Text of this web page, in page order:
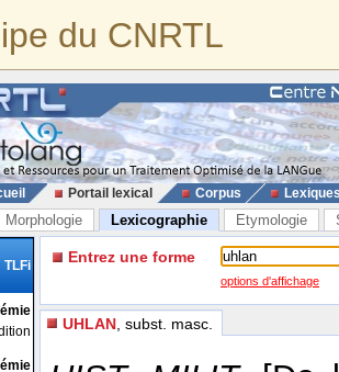
du CNRTL
Portail lexical Corpus
Morphologie Lexicographie Etymologie
TLFi Entrez une forme
options d'affichage
UHLAN , subst. masc.